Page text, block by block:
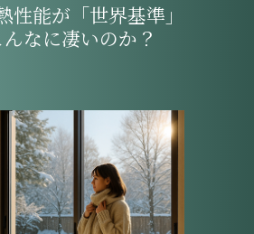
性能が「世界基準」
なに凄いのか？